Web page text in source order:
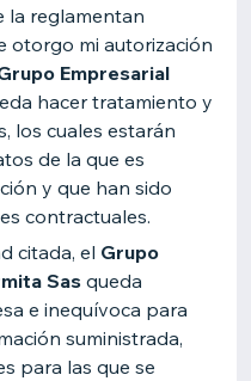
la reglamentan
otorgo mi autorización
Empresarial
hacer tratamiento y
los cuales estarán
de la que es
y que han sido
contractuales.
citada, el Grupo
Sas queda
e inequívoca para
suministrada,
para las que se